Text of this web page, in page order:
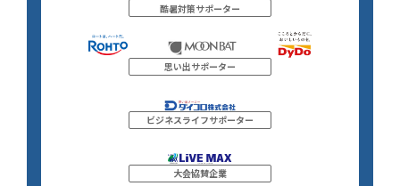
酷暑対策サポーター
思い出サポーター
ビジネスライフサポーター
大会協賛企業